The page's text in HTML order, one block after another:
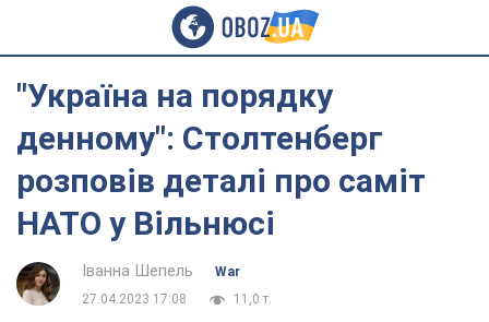
"Україна на порядку
денному": Столтенберг
розповів деталі про саміт
НАТО у Вільнюсі
Іванна Шепель
War
27.04.2023 17:08
11,0 т.